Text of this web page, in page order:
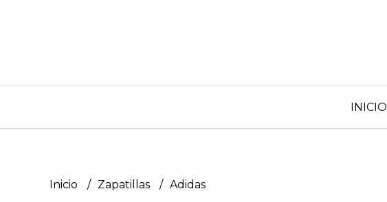
INICIO
Inicio Zapatillas Adidas